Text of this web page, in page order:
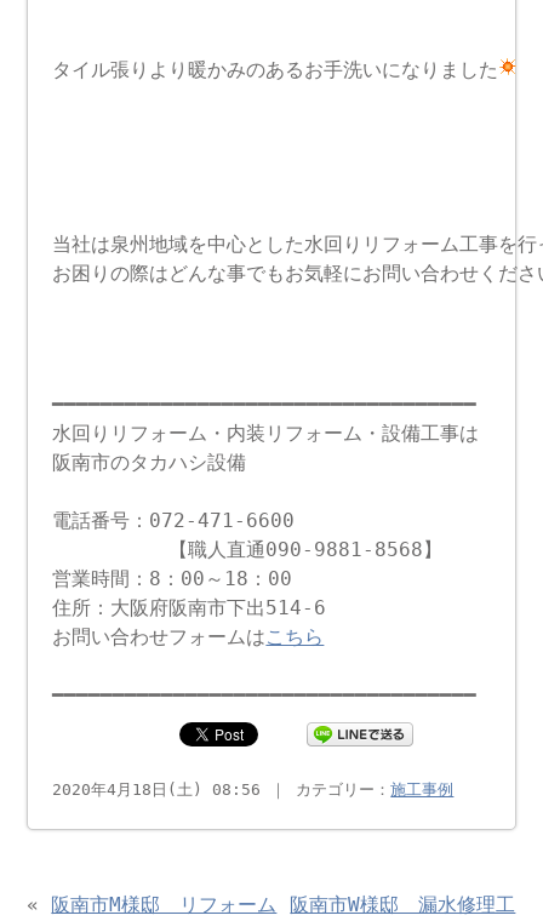
タイル張りより暖かみのあるお手洗いになりました
当社は泉州地域を中心とした水回りリフォーム工事を
お困りの際はどんな事でもお気軽にお問い合わせくださ
━━━━━━━━━━━━━━━━━━━━━━━━━━━━━━━━━━━
水回りリフォーム・内装リフォーム・設備工事は
阪南市のタカハシ設備
電話番号：072-471-6600
【職人直通090-9881-8568】
営業時間：8：00～18：00
住所：大阪府阪南市下出514-6
お問い合わせフォームはこちら
━━━━━━━━━━━━━━━━━━━━━━━━━━━━━━━━━━━
2020年4月18日(土) 08:56 ｜ カテゴリー：施工事例
« 阪南市M様邸 リフォーム
阪南市W様邸 漏水修理工